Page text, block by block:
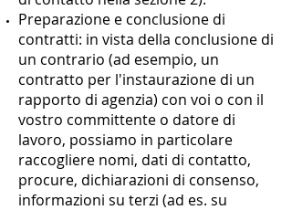
Preparazione e conclusione di
contratti: in vista della conclusione di
un contrario (ad esempio, un
contratto per l'instaurazione di un
rapporto di agenzia) con voi o con il
vostro committente o datore di
lavoro, possiamo in particolare
raccogliere nomi, dati di contatto,
procure, dichiarazioni di consenso,
informazioni su terzi (ad es. su